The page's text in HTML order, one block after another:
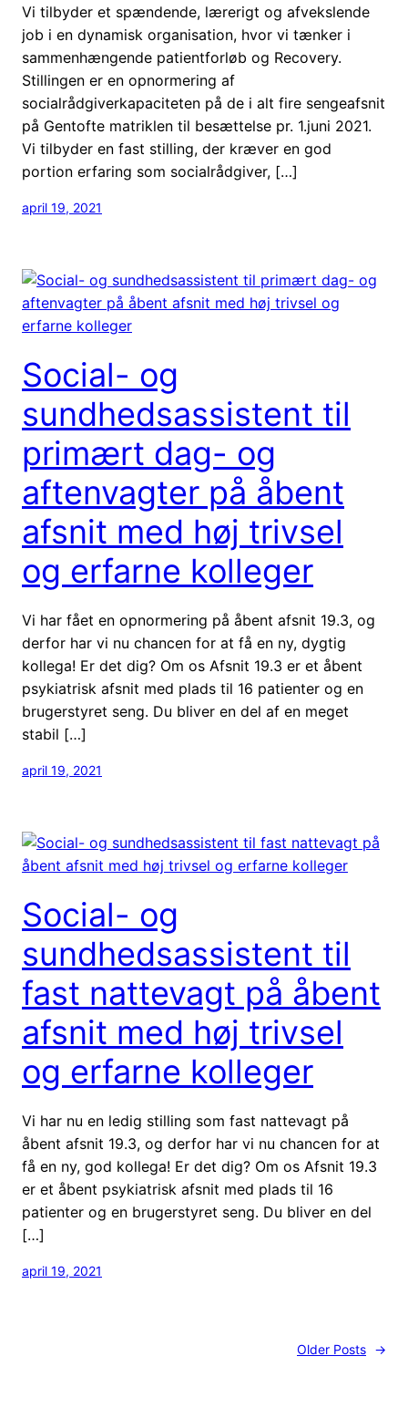
Vi tilbyder et spændende, lærerigt og afvekslende
job i en dynamisk organisation, hvor vi tænker i
sammenhængende patientforløb og Recovery.
Stillingen er en opnormering af
socialrådgiverkapaciteten på de i alt fire sengeafsnit
på Gentofte matriklen til besættelse pr. 1.juni 2021.
Vi tilbyder en fast stilling, der kræver en god
portion erfaring som socialrådgiver, […]
april 19, 2021
Social- og
sundhedsassistent til
primært dag- og
aftenvagter på åbent
afsnit med høj trivsel
og erfarne kolleger
Vi har fået en opnormering på åbent afsnit 19.3, og
derfor har vi nu chancen for at få en ny, dygtig
kollega! Er det dig? Om os Afsnit 19.3 er et åbent
psykiatrisk afsnit med plads til 16 patienter og en
brugerstyret seng. Du bliver en del af en meget
stabil […]
april 19, 2021
Social- og
sundhedsassistent til
fast nattevagt på åbent
afsnit med høj trivsel
og erfarne kolleger
Vi har nu en ledig stilling som fast nattevagt på
åbent afsnit 19.3, og derfor har vi nu chancen for at
få en ny, god kollega! Er det dig? Om os Afsnit 19.3
er et åbent psykiatrisk afsnit med plads til 16
patienter og en brugerstyret seng. Du bliver en del
[…]
april 19, 2021
Older Posts →